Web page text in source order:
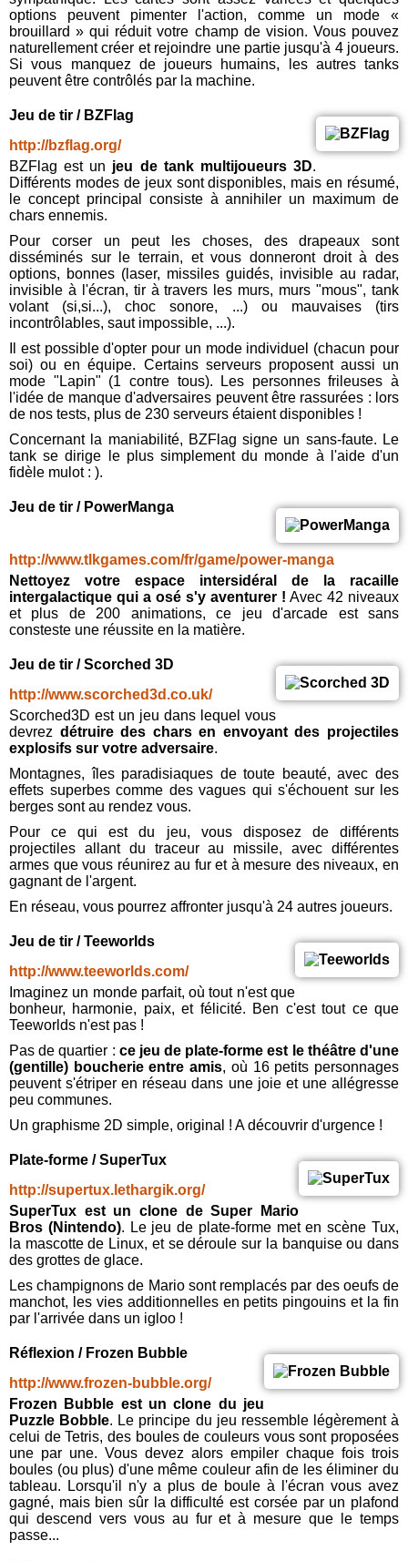
options peuvent pimenter l'action, comme un mode «
brouillard » qui réduit votre champ de vision. Vous pouvez
naturellement créer et rejoindre une partie jusqu'à 4 joueurs.
Si vous manquez de joueurs humains, les autres tanks
peuvent être contrôlés par la machine.
Jeu de tir / BZFlag
http://bzflag.org/
BZFlag est un jeu de tank multijoueurs 3D.
Différents modes de jeux sont disponibles, mais en résumé,
le concept principal consiste à annihiler un maximum de
chars ennemis.
Pour corser un peut les choses, des drapeaux sont
disséminés sur le terrain, et vous donneront droit à des
options, bonnes (laser, missiles guidés, invisible au radar,
invisible à l'écran, tir à travers les murs, murs "mous", tank
volant (si,si...), choc sonore, ...) ou mauvaises (tirs
incontrôlables, saut impossible, ...).
Il est possible d'opter pour un mode individuel (chacun pour
soi) ou en équipe. Certains serveurs proposent aussi un
mode "Lapin" (1 contre tous). Les personnes frileuses à
l'idée de manque d'adversaires peuvent être rassurées : lors
de nos tests, plus de 230 serveurs étaient disponibles !
Concernant la maniabilité, BZFlag signe un sans-faute. Le
tank se dirige le plus simplement du monde à l'aide d'un
fidèle mulot : ).
Jeu de tir / PowerManga
http://www.tlkgames.com/fr/game/power-manga
Nettoyez votre espace intersidéral de la racaille
intergalactique qui a osé s'y aventurer ! Avec 42 niveaux
et plus de 200 animations, ce jeu d'arcade est sans
consteste une réussite en la matière.
Jeu de tir / Scorched 3D
http://www.scorched3d.co.uk/
Scorched3D est un jeu dans lequel vous
devrez détruire des chars en envoyant des projectiles
explosifs sur votre adversaire.
Montagnes, îles paradisiaques de toute beauté, avec des
effets superbes comme des vagues qui s'échouent sur les
berges sont au rendez vous.
Pour ce qui est du jeu, vous disposez de différents
projectiles allant du traceur au missile, avec différentes
armes que vous réunirez au fur et à mesure des niveaux, en
gagnant de l'argent.
En réseau, vous pourrez affronter jusqu'à 24 autres joueurs.
Jeu de tir / Teeworlds
http://www.teeworlds.com/
Imaginez un monde parfait, où tout n'est que
bonheur, harmonie, paix, et félicité. Ben c'est tout ce que
Teeworlds n'est pas !
Pas de quartier : ce jeu de plate-forme est le théâtre d'une
(gentille) boucherie entre amis, où 16 petits personnages
peuvent s'étriper en réseau dans une joie et une allégresse
peu communes.
Un graphisme 2D simple, original ! A découvrir d'urgence !
Plate-forme / SuperTux
http://supertux.lethargik.org/
SuperTux est un clone de Super Mario
Bros (Nintendo). Le jeu de plate-forme met en scène Tux,
la mascotte de Linux, et se déroule sur la banquise ou dans
des grottes de glace.
Les champignons de Mario sont remplacés par des oeufs de
manchot, les vies additionnelles en petits pingouins et la fin
par l'arrivée dans un igloo !
Réflexion / Frozen Bubble
http://www.frozen-bubble.org/
Frozen Bubble est un clone du jeu
Puzzle Bobble. Le principe du jeu ressemble légèrement à
celui de Tetris, des boules de couleurs vous sont proposées
une par une. Vous devez alors empiler chaque fois trois
boules (ou plus) d'une même couleur afin de les éliminer du
tableau. Lorsqu'il n'y a plus de boule à l'écran vous avez
gagné, mais bien sûr la difficulté est corsée par un plafond
qui descend vers vous au fur et à mesure que le temps
passe...